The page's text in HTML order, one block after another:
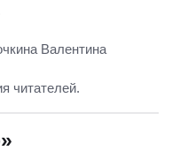
Валентина
читателей.